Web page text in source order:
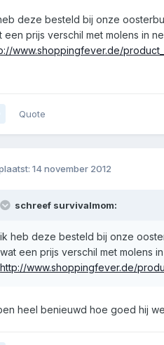
deze besteld bij onze
een prijs verschil met molens in
www.shoppingfever.de/
Quote
14 november 2012
schreef survivalmom:
ik heb deze besteld bij onze
wat een prijs verschil met molens
http://www.shoppingfever.de/
heel benieuwd hoe goed hij